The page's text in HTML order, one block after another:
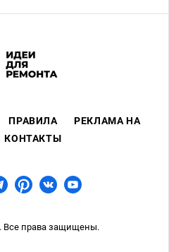
ПРАВИЛА
РЕКЛАМА НА
КОНТАКТЫ
Все права защищены.